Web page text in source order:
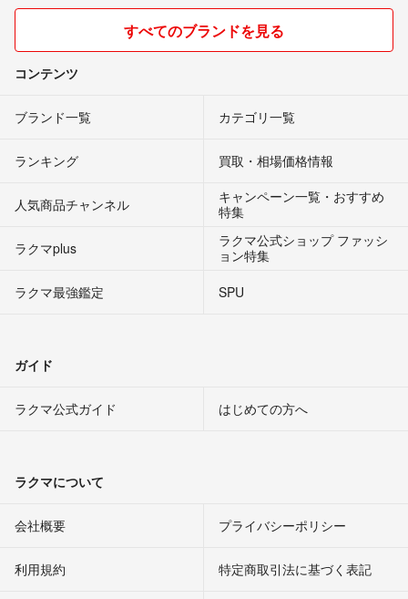
すべてのブランドを見る
コンテンツ
ブランド一覧 カテゴリ一覧
ランキング 買取・相場価格情報
人気商品チャンネル
キャンペーン一覧・おすすめ
特集
ラクマplus
ラクマ公式ショップ ファッシ
ョン特集
ラクマ最強鑑定
SPU
ガイド
ラクマ公式ガイド はじめての方へ
ラクマについて
会社概要 プライバシーポリシー
利用規約 特定商取引法に基づく表記